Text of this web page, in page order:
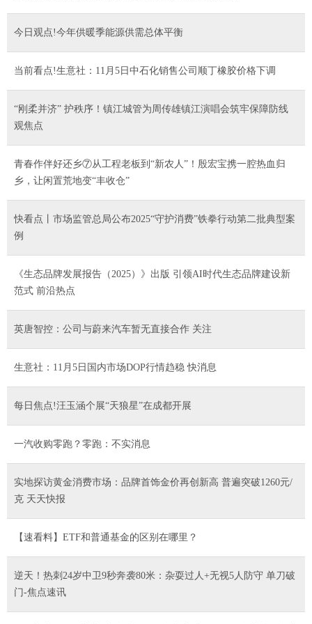
今日观点!今年供暖季能源供需总体平衡
当前看点!生意社：11月5日中石化销售公司顺丁橡胶价格下调
“刚柔并济” 护秩序！镇江城管为周传雄镇江演唱会筑牢保障防线
观焦点
青春作伴好还乡⑦从工程老板到“新农人”！殷宏宝携一腔热血归
乡，让闲置荒地变“丰收仓”
快看点丨市场监管总局公布2025“守护消费”铁拳行动第二批典型案
例
《生态品牌发展报告（2025）》出版 引领AI时代生态品牌建设新
范式 前沿热点
英唐智控：公司与蔚来汽车暂无直接合作 关注
生意社：11月5日国内市场DOP行情趋稳 快消息
每日焦点!汪玉涵个展“天狼星”在成都开展
一汽收购零跑？零跑：不实消息
实地探访黄金消费市场：品牌首饰金价再创新高 普遍突破1260元/
克 天天快报
【速看料】ETF和普通基金的区别在哪里？
逆天！热刺24岁中卫9秒奔袭80米：杂耍过人+无视5人防守 单刀破
门-焦点速讯